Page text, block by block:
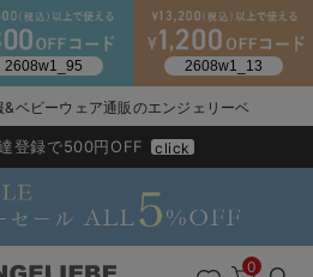
ベビーウェア通販のエンジェリーベ
NewArrival
除く) 7,700円以上で送料無料
登録で500円OFF
click
0